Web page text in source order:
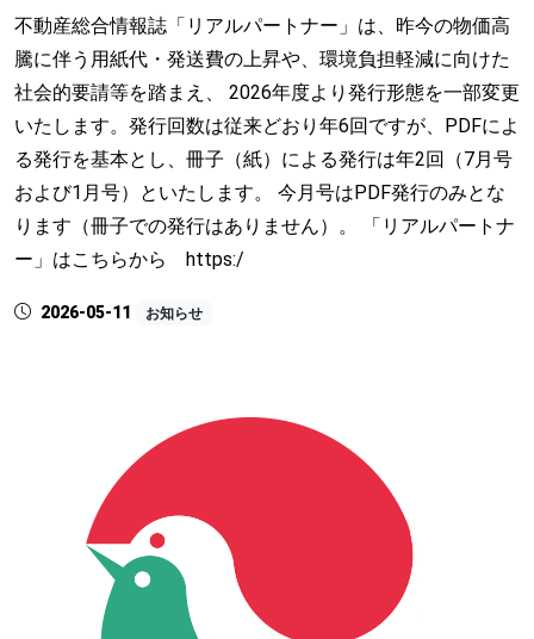
不動産総合情報誌「リアルパートナー」は、昨今の物価高
騰に伴う用紙代・発送費の上昇や、環境負担軽減に向けた
社会的要請等を踏まえ、 2026年度より発行形態を一部変更
いたします。発行回数は従来どおり年6回ですが、PDFによ
る発行を基本とし、冊子（紙）による発行は年2回（7月号
および1月号）といたします。 今月号はPDF発行のみとな
ります（冊子での発行はありません）。 「リアルパートナ
ー」はこちらから https:/
2026-05-11 お知らせ